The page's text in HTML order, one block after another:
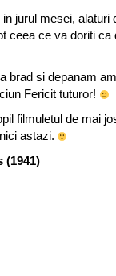
jurul mesei, alaturi
ceea ce va doriti ca
brad si depanam
Fericit tuturor!
filmuletul de mai
astazi.
(1941)